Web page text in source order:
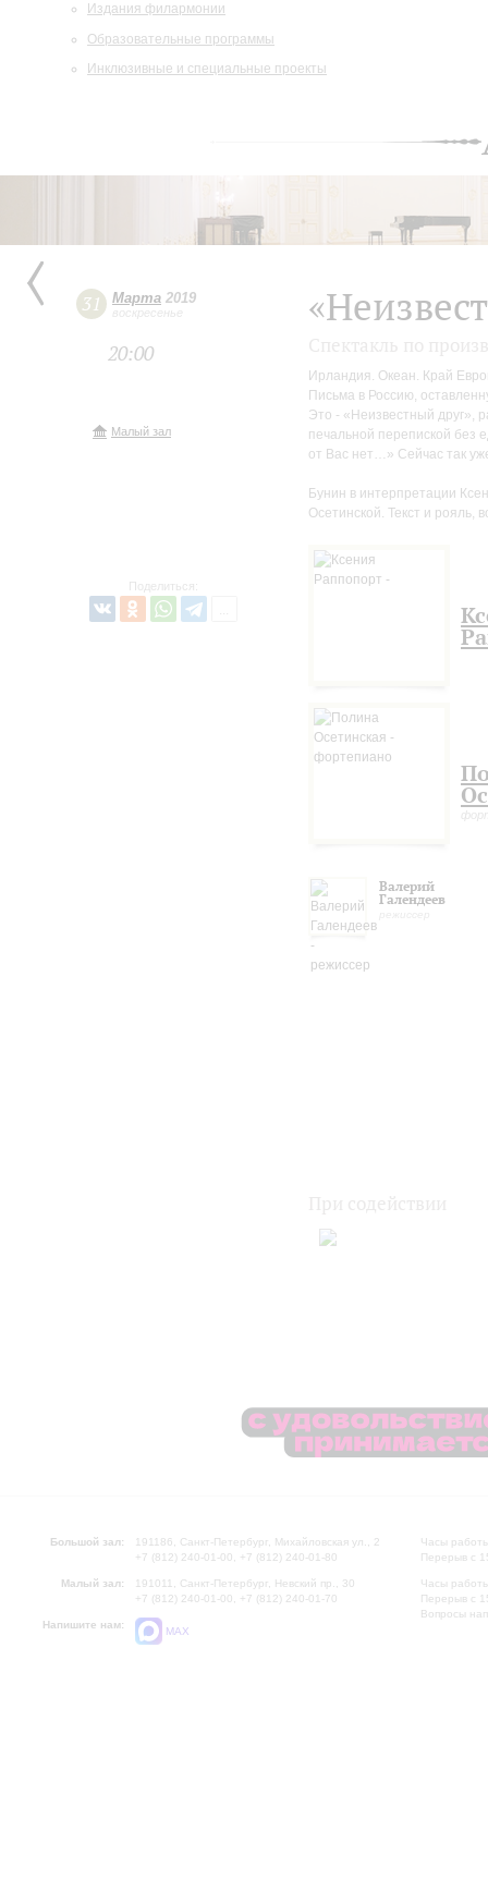
Издания филармонии
Образовательные программы
Инклюзивные и специальные проекты
31 Марта 2019
воскресенье
20:00
Малый зал
Поделиться:
Ирландия. Океан. Край
Письма в Россию,
Это - «Неизвестный друг»,
печальной перепиской без
от Вас нет…» Сейчас так
Бунин в интерпретации
Осетинской. Текст и рояль,
Валерий
Галендеев
Большой зал:
191186, Санкт-Петербург, Михайловская ул., 2
+7 (812) 240-01-00, +7 (812) 240-01-80
Малый зал:
191011, Санкт-Петербург, Невский пр., 30
+7 (812) 240-01-00, +7 (812) 240-01-70
Напишите нам:
MAX
Часы
Перерыв с
Часы
Перерыв с
Вопросы